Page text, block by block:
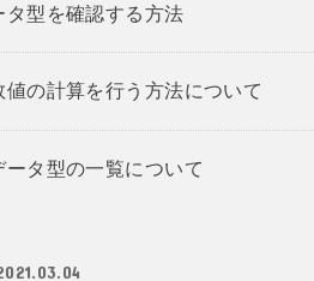
タ型を確認する方法
値の計算を行う方法について
ータ型の一覧について